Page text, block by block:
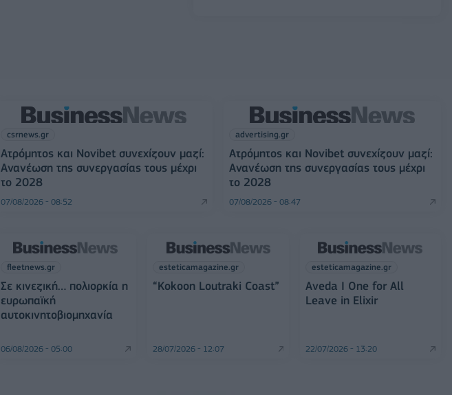
csrnews.gr
Ατρόμητος και Novibet συνεχίζουν μαζί:
Ανανέωση της συνεργασίας τους μέχρι
το 2028
07/08/2026 - 08:52
advertising.gr
Ατρόμητος και Novibet συνεχίζουν μαζί:
Ανανέωση της συνεργασίας τους μέχρι
το 2028
07/08/2026 - 08:47
fleetnews.gr
Σε κινεζική… πολιορκία η
ευρωπαϊκή
αυτοκινητοβιομηχανία
06/08/2026 - 05:00
esteticamagazine.gr
“Kokoon Loutraki Coast”
28/07/2026 - 12:07
esteticamagazine.gr
Aveda I One for All
Leave in Elixir
22/07/2026 - 13:20